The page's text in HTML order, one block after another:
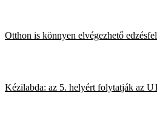
Otthon is könnyen elvégezhető
Kézilabda: az 5. helyért folytatják az